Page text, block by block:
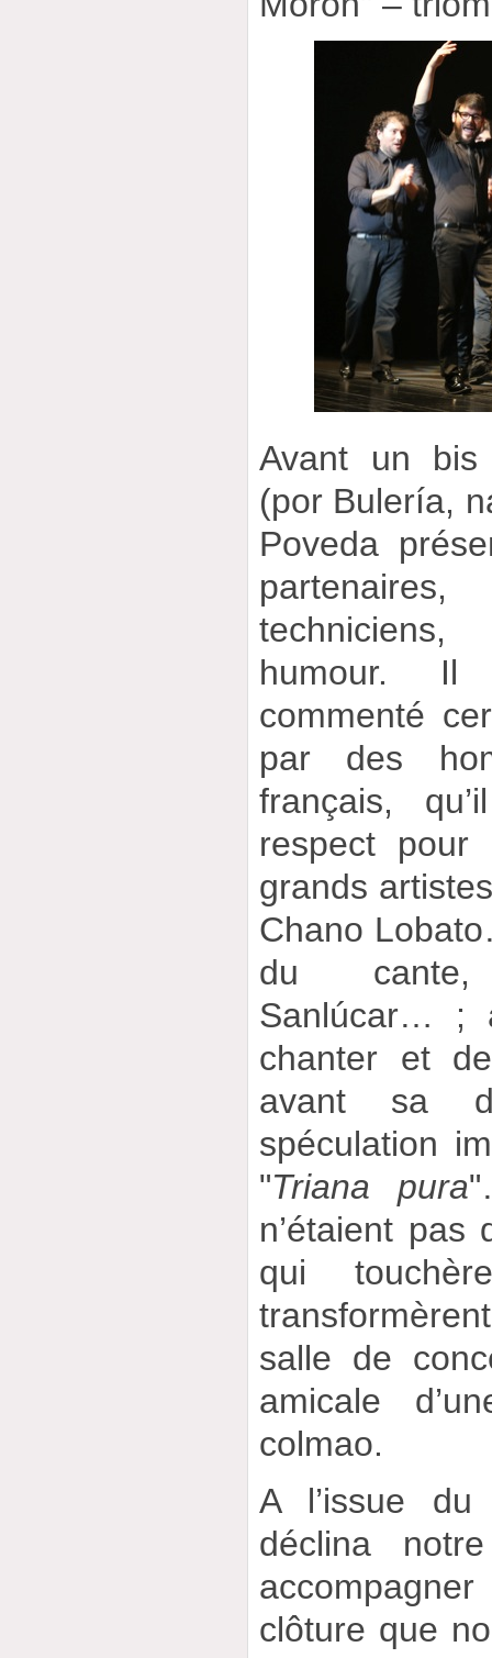
Avant un bis
(por Bulería,
Poveda
humour. Il
commenté
par des
français,
respect
grands
Chano
du
Sanlúcar… ;
chanter et
avant sa
spéculation
"Triana pura
n’étaient pas
qui
salle de
amicale
colmao.
A l’issue
déclina
clôture que